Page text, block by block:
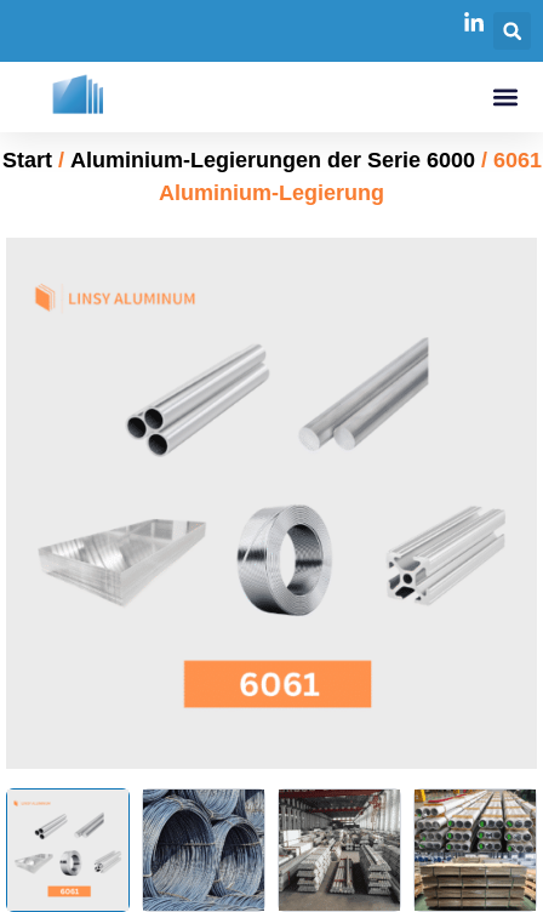
Start/ Aluminium-Legierungen der Serie 6000/ 6061
Aluminium-Legierung